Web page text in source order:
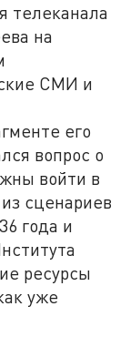
телеканала
на
СМИ и
его
вопрос о
войти в
сценариев
года и
ресурсы
уже